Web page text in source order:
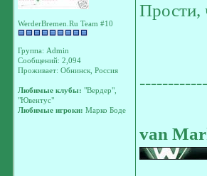
WerderBremen.Ru Team #10
Группа: Admin
Сообщений: 2,094
Проживает: Обнинск, Россия
Любимые клубы: "Вердер",
"Ювентус"
Любимые игроки: Марко Боде
Прости,
van